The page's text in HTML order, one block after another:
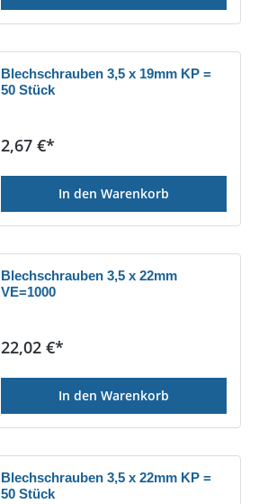
Blechschrauben 3,5 x 19mm KP =
50 Stück
Regulärer Preis:
2,67 €*
In den Warenkorb
Blechschrauben 3,5 x 22mm
VE=1000
Regulärer Preis:
22,02 €*
In den Warenkorb
Blechschrauben 3,5 x 22mm KP =
50 Stück